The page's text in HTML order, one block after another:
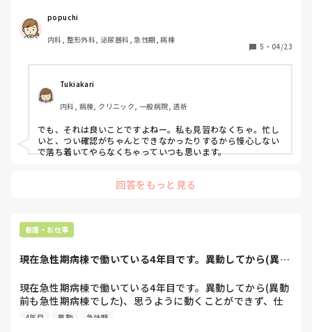
popuchi
内科, 整形外科, 泌尿器科, 急性期, 病棟
5 ・ 04/23
Tukiakari
内科, 病棟, クリニック, 一般病院, 透析
でも、それは良いことですよねー。私も見習わなくちゃ。忙し
いと、つい確認がちゃんとできなかったりするから慢心しない
で落ち着いてやらなくちゃっていつも思います。
回答をもっと見る
看護・お仕事
現在急性期病棟で働いている4年目です。異動してから(異動
現在急性期病棟で働いている4年目です。異動してから(異動
前も急性期病棟でした)、思うように動くことができず、仕
事も他のスタッフさんのように素早く行えません。そんな自
4年目 異動 急性期